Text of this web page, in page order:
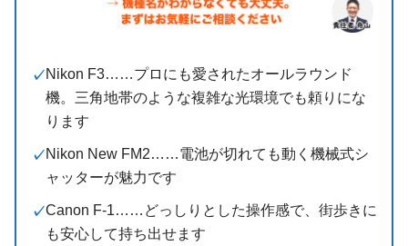
Nikon F3……プロにも愛されたオールラウンド
機。三角地帯のような複雑な光環境でも頼りにな
ります
Nikon New FM2……電池が切れても動く機械式シ
ャッターが魅力です
Canon F-1……どっしりとした操作感で、街歩きに
も安心して持ち出せます